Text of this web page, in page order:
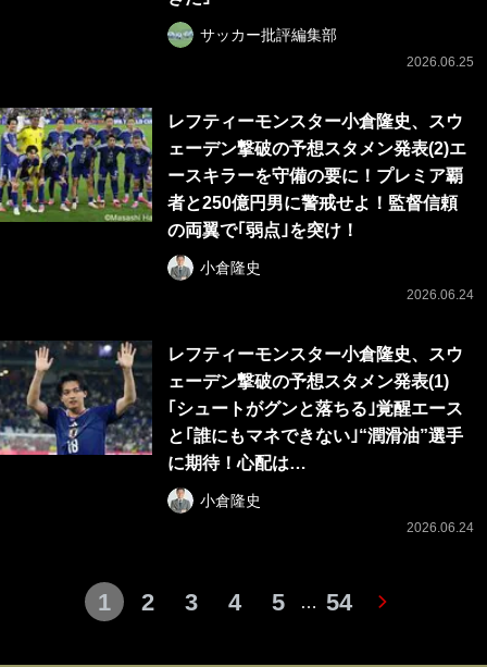
サッカー批評編集部
2026.06.25
レフティーモンスター小倉隆史、スウ
ェーデン撃破の予想スタメン発表(2)エ
ースキラーを守備の要に！プレミア覇
者と250億円男に警戒せよ！監督信頼
の両翼で｢弱点｣を突け！
小倉隆史
2026.06.24
レフティーモンスター小倉隆史、スウ
ェーデン撃破の予想スタメン発表(1)
｢シュートがグンと落ちる｣覚醒エース
と｢誰にもマネできない｣“潤滑油”選手
に期待！心配は…
小倉隆史
2026.06.24
1 2 3 4 5 … 54